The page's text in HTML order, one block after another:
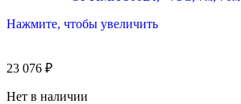
Нажмите, чтобы увеличить
23 076 ₽
Нет в наличии